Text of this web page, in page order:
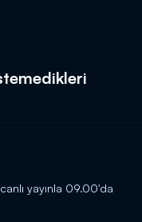
yayınla 09.00'da